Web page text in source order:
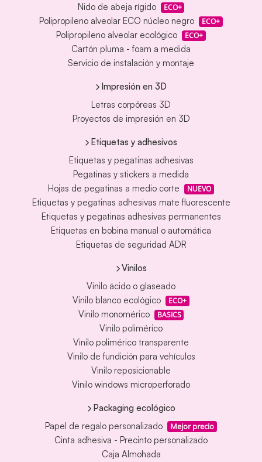
Nido de abeja rígido
ECO+
Polipropileno alveolar ECO núcleo negro ECO+
Polipropileno alveolar ecológico ECO+
Cartón pluma - foam a medida
Servicio de instalación y montaje
Impresión en 3D
Letras corpóreas 3D
Proyectos de impresión en 3D
Etiquetas y adhesivos
Etiquetas y pegatinas adhesivas
Pegatinas y stickers a medida
Hojas de pegatinas a medio corte
NUEVO
Etiquetas y pegatinas adhesivas mate fluorescente
Etiquetas y pegatinas adhesivas permanentes
Etiquetas en bobina manual o automática
Etiquetas de seguridad ADR
Vinilos
Vinilo ácido o glaseado
Vinilo blanco ecológico
ECO+
Vinilo monomérico BASICS
Vinilo polimérico
Vinilo polimérico transparente
Vinilo de fundición para vehículos
Vinilo reposicionable
Vinilo windows microperforado
Packaging ecológico
Papel de regalo personalizado
Mejor precio
Cinta adhesiva - Precinto personalizado
Caja Almohada